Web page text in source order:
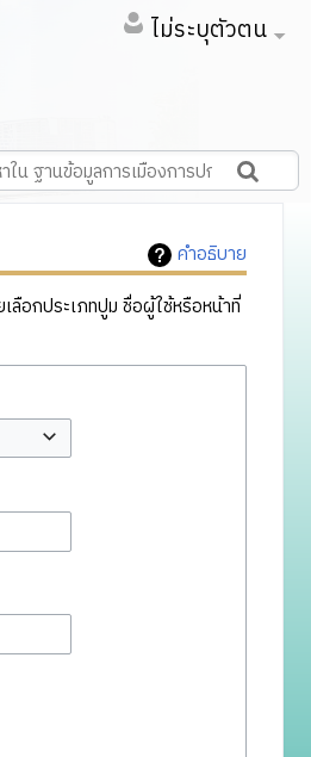
ไม่ระบุตัวตน
คำอธิบาย
ลือกประเภทปูม ชื่อผู้ใช้หรือหน้าที่